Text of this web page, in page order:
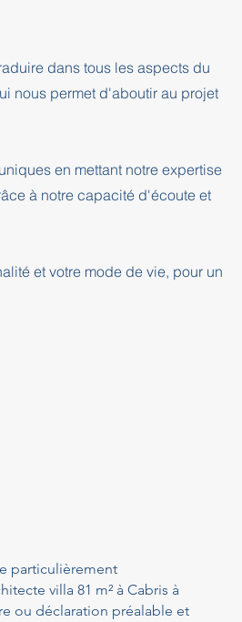
dans tous les aspects du
nous permet d'aboutir au projet
en mettant notre expertise
à notre capacité d'écoute et
et votre mode de vie, pour un
particulièrement
villa 81 m² à Cabris à
ou déclaration préalable et